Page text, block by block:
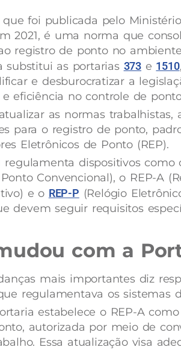
que foi publicada pelo
2021, é uma norma que
registro de ponto no
substitui as portarias 373e 1510
e desburocratizar a
eficiência no controle de
as normas trabalhistas,
para o registro de ponto,
Eletrônicos de Ponto (REP).
regulamenta dispositivos como
Convencional), o REP-A
e o REP-P (Relógio
devem seguir requisitos
com a
mais importantes diz
regulamentava os sistemas
estabelece o REP-A
autorizada por meio de
Essa atualização visa